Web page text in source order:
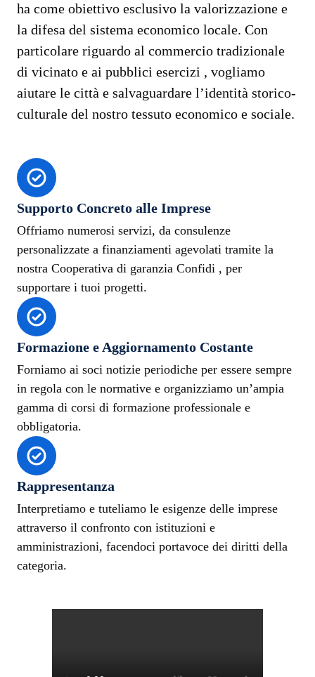
ha come obiettivo esclusivo la valorizzazione e
la difesa del sistema economico locale. Con
particolare riguardo al commercio tradizionale
di vicinato e ai pubblici esercizi , vogliamo
aiutare le città e salvaguardare l’identità storico-
culturale del nostro tessuto economico e sociale.
Supporto Concreto alle Imprese
Offriamo numerosi servizi, da consulenze
personalizzate a finanziamenti agevolati tramite la
nostra Cooperativa di garanzia Confidi , per
supportare i tuoi progetti.
Formazione e Aggiornamento Costante
Forniamo ai soci notizie periodiche per essere sempre
in regola con le normative e organizziamo un’ampia
gamma di corsi di formazione professionale e
obbligatoria.
Rappresentanza
Interpretiamo e tuteliamo le esigenze delle imprese
attraverso il confronto con istituzioni e
amministrazioni, facendoci portavoce dei diritti della
categoria.